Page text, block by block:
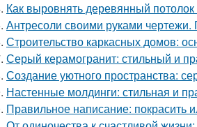
Как выровнять деревянный
Антресоли своими руками
Строительство каркасных домов:
Серый керамогранит: стильный и
Создание уютного пространства:
Настенные молдинги: стильная и
Правильное написание: покрасить